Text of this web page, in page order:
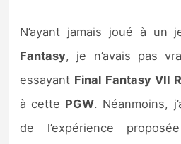
N’ayant jamais joué à un
Fantasy, je n’avais pas
essayant Final Fantasy VII
à cette PGW. Néanmoins,
de l’expérience